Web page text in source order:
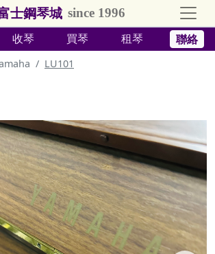
士鋼琴城 since 1996
收琴 買琴 租琴 聯絡
LU101